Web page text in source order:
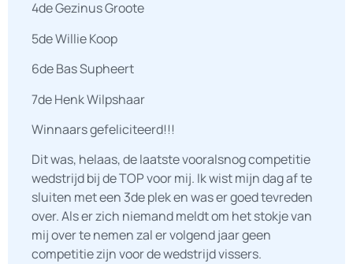
4de Gezinus Groote
5de Willie Koop
6de Bas Supheert
7de Henk Wilpshaar
Winnaars gefeliciteerd!!!
Dit was, helaas, de laatste vooralsnog competitie
wedstrijd bij de TOP voor mij. Ik wist mijn dag af te
sluiten met een 3de plek en was er goed tevreden
over. Als er zich niemand meldt om het stokje van
mij over te nemen zal er volgend jaar geen
competitie zijn voor de wedstrijd vissers.